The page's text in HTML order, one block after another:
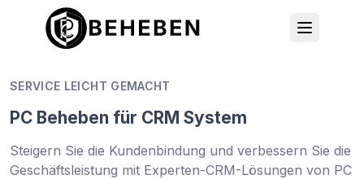
SERVICE LEICHT GEMACHT
PC Beheben für CRM System
Steigern Sie die Kundenbindung und verbessern Sie die
Geschäftsleistung mit Experten-CRM-Lösungen von PC